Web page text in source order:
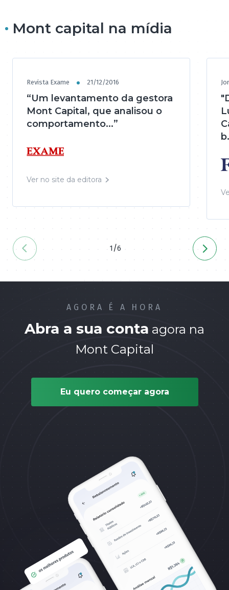
Mont capital na mídia
Revista Exame 21/12/2016
“Um levantamento da gestora
Mont Capital, que analisou o
comportamento...”
Ver no site da editora
1/6
AGORA É A HORA
Abra a sua conta agora na
Mont Capital
Eu quero começar agora